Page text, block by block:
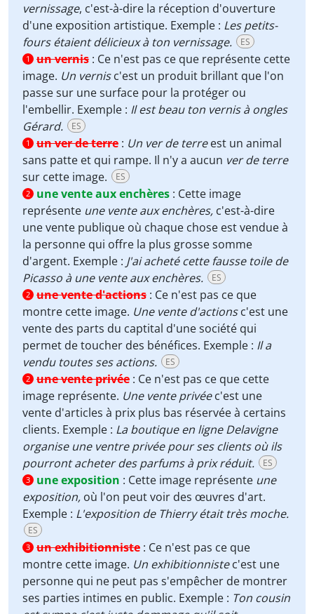
vernissage, c'est-à-dire la réception d'ouverture
d'une exposition artistique. Exemple : Les petits-
fours étaient délicieux à ton vernissage.
ES
1 un vernis : Ce n'est pas ce que représente cette
image. Un vernisc'est un produit brillant que l'on
passe sur une surface pour la protéger ou
l'embellir. Exemple : Il est beau ton vernis à ongles
Gérard.
ES
1 un ver de terre : Un ver de terreest un animal
sans patte et qui rampe. Il n'y a aucun ver de terre
sur cette image.
ES
2 une vente aux enchères : Cette image
représente une vente aux enchères, c'est-à-dire
une vente publique où chaque chose est vendue à
la personne qui offre la plus grosse somme
d'argent. Exemple : J'ai acheté cette fausse toile de
Picasso à une vente aux enchères.
ES
2 une vente d'actions : Ce n'est pas ce que
montre cette image. Une vente d'actionsc'est une
vente des parts du captital d'une société qui
permet de toucher des bénéfices. Exemple : Il a
vendu toutes ses actions.
ES
2 une vente privée : Ce n'est pas ce que cette
image représente. Une vente privéec'est une
vente d'articles à prix plus bas réservée à certains
clients. Exemple : La boutique en ligne Delavigne
organise une ventre privée pour ses clients où ils
pourront acheter des parfums à prix réduit.
ES
3 une exposition : Cette image représente une
exposition, où l'on peut voir des œuvres d'art.
Exemple : L'exposition de Thierry était très moche.
ES
3 un exhibitionniste : Ce n'est pas ce que
montre cette image. Un exhibitionnistec'est une
personne qui ne peut pas s'empêcher de montrer
ses parties intimes en public. Exemple : Ton cousin